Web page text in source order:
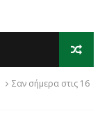
Σαν σήμερα στις 16